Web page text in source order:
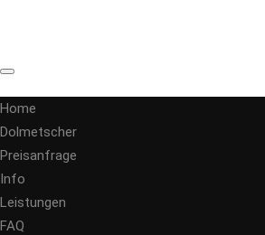
Home
Dolmetscher
Preisanfrage
Info
Leistungen
FAQ